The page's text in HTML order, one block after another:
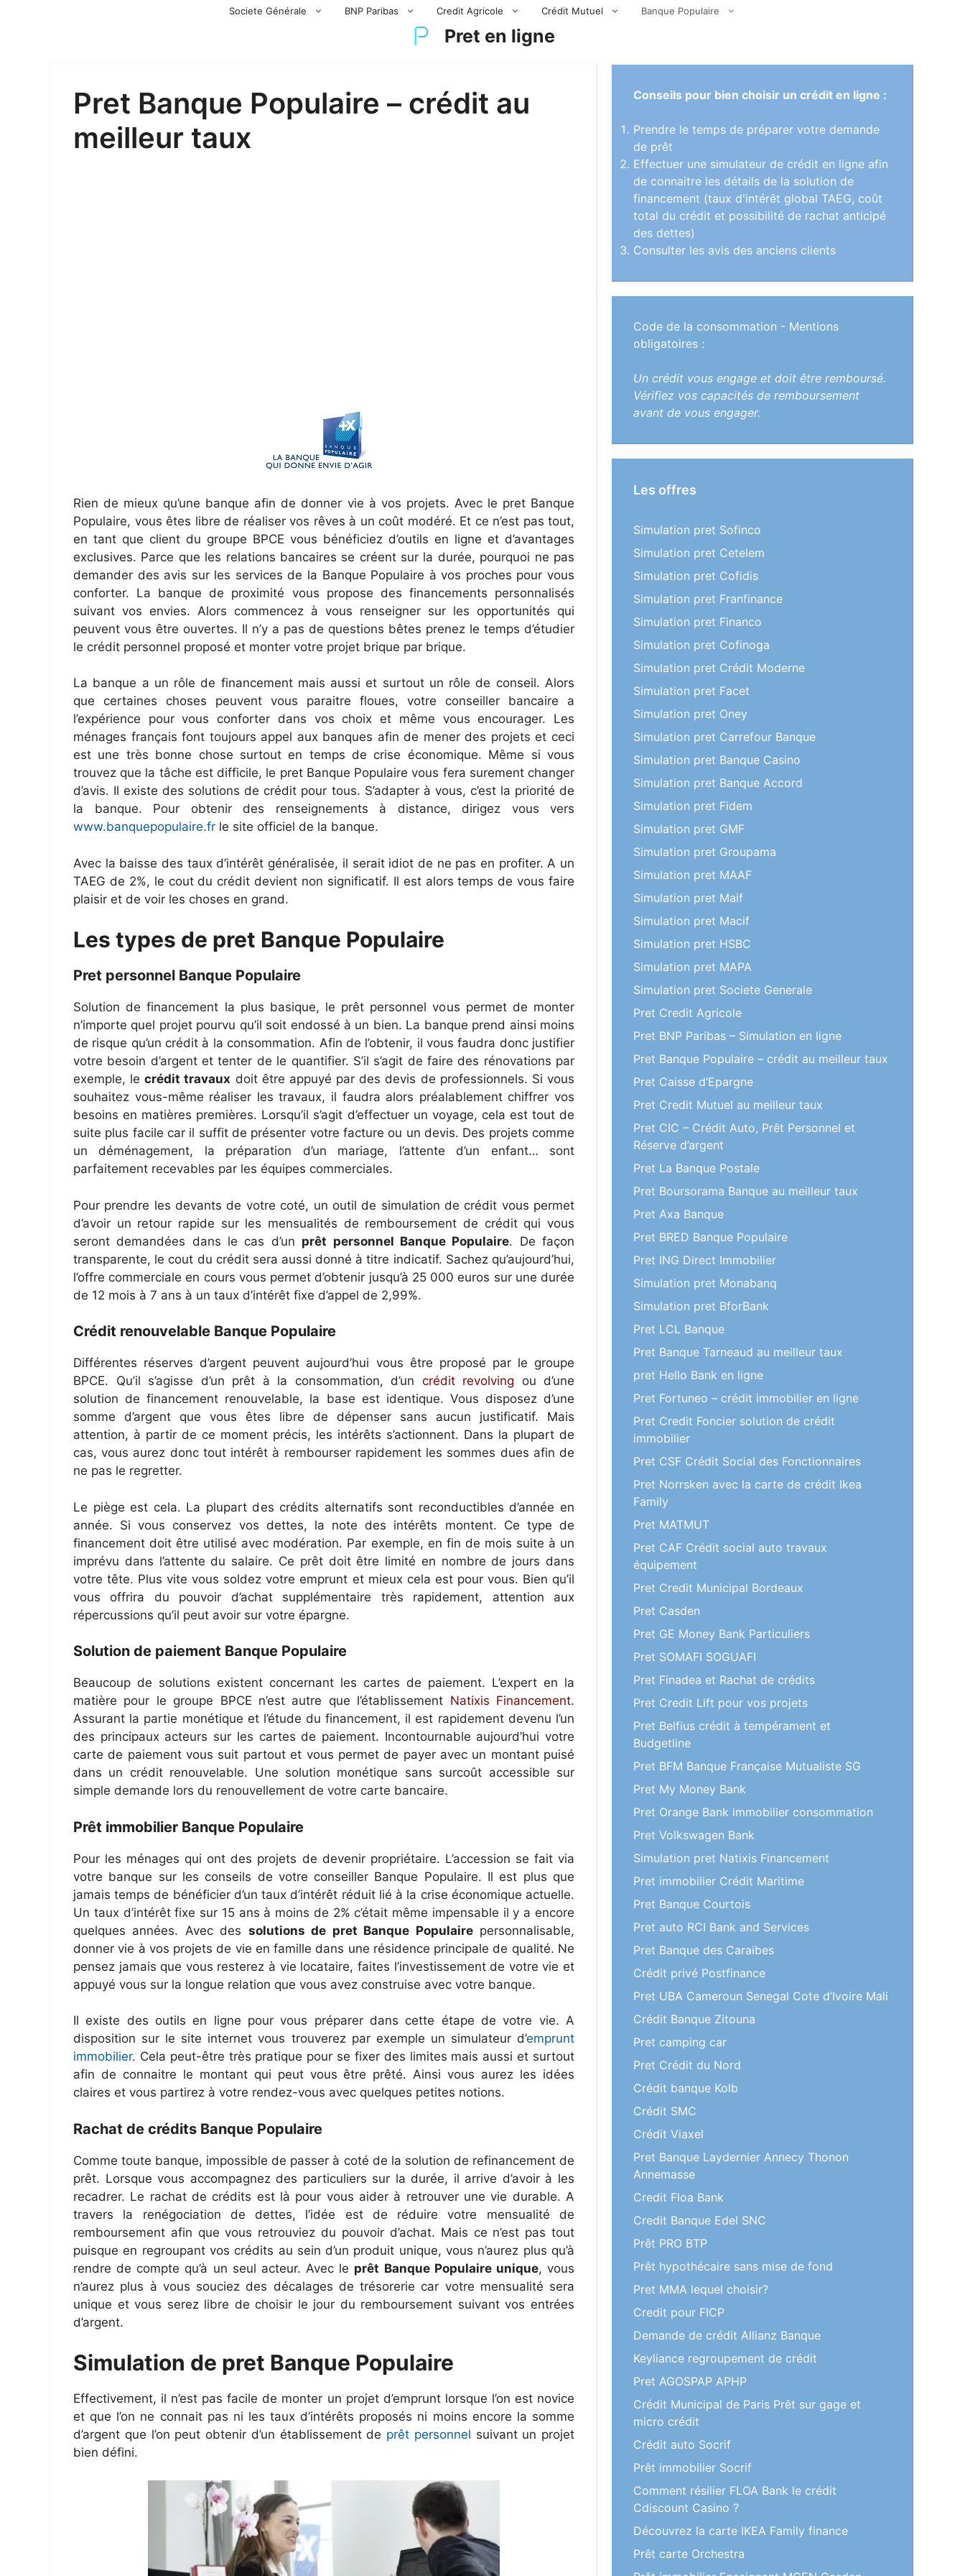
Societe Générale BNP Paribas Credit Agricole Crédit Mutuel Banque Populaire
Pret en ligne
Pret Banque Populaire – crédit au
meilleur taux
Rien de mieux qu’une banque afin de donner vie à vos projets. Avec le pret Banque
Populaire, vous êtes libre de réaliser vos rêves à un coût modéré. Et ce n’est pas tout,
en tant que client du groupe BPCE vous bénéficiez d’outils en ligne et d’avantages
exclusives. Parce que les relations bancaires se créent sur la durée, pourquoi ne pas
demander des avis sur les services de la Banque Populaire à vos proches pour vous
conforter. La banque de proximité vous propose des financements personnalisés
suivant vos envies. Alors commencez à vous renseigner sur les opportunités qui
peuvent vous être ouvertes. Il n’y a pas de questions bêtes prenez le temps d’étudier
le crédit personnel proposé et monter votre projet brique par brique.
La banque a un rôle de financement mais aussi et surtout un rôle de conseil. Alors
que certaines choses peuvent vous paraitre floues, votre conseiller bancaire a
l’expérience pour vous conforter dans vos choix et même vous encourager. Les
ménages français font toujours appel aux banques afin de mener des projets et ceci
est une très bonne chose surtout en temps de crise économique. Même si vous
trouvez que la tâche est difficile, le pret Banque Populaire vous fera surement changer
d’avis. Il existe des solutions de crédit pour tous. S’adapter à vous, c’est la priorité de
la banque. Pour obtenir des renseignements à distance, dirigez vous vers
www.banquepopulaire.fr le site officiel de la banque.
Avec la baisse des taux d’intérêt généralisée, il serait idiot de ne pas en profiter. A un
TAEG de 2%, le cout du crédit devient non significatif. Il est alors temps de vous faire
plaisir et de voir les choses en grand.
Les types de pret Banque Populaire
Pret personnel Banque Populaire
Solution de financement la plus basique, le prêt personnel vous permet de monter
n’importe quel projet pourvu qu’il soit endossé à un bien. La banque prend ainsi moins
de risque qu’un crédit à la consommation. Afin de l’obtenir, il vous faudra donc justifier
votre besoin d’argent et tenter de le quantifier. S’il s’agit de faire des rénovations par
exemple, lecrédit travaux doit être appuyé par des devis de professionnels. Si vous
souhaitez vous-même réaliser les travaux, il faudra alors préalablement chiffrer vos
besoins en matières premières. Lorsqu’il s’agit d’effectuer un voyage, cela est tout de
suite plus facile car il suffit de présenter votre facture ou un devis. Des projets comme
un déménagement, la préparation d’un mariage, l’attente d’un enfant… sont
parfaitement recevables par les équipes commerciales.
Pour prendre les devants de votre coté, un outil de simulation de crédit vous permet
d’avoir un retour rapide sur les mensualités de remboursement de crédit qui vous
seront demandées dans le cas d’un prêt personnel Banque Populaire. De façon
transparente, le cout du crédit sera aussi donné à titre indicatif. Sachez qu’aujourd’hui,
l’offre commerciale en cours vous permet d’obtenir jusqu’à 25 000 euros sur une durée
de 12 mois à 7 ans à un taux d’intérêt fixe d’appel de 2,99%.
Crédit renouvelable Banque Populaire
Différentes réserves d’argent peuvent aujourd’hui vous être proposé par le groupe
BPCE. Qu’il s’agisse d’un prêt à la consommation, d’un crédit revolving ou d’une
solution de financement renouvelable, la base est identique. Vous disposez d’une
somme d’argent que vous êtes libre de dépenser sans aucun justificatif. Mais
attention, à partir de ce moment précis, les intérêts s’actionnent. Dans la plupart de
cas, vous aurez donc tout intérêt à rembourser rapidement les sommes dues afin de
ne pas le regretter.
Le piège est cela. La plupart des crédits alternatifs sont reconductibles d’année en
année. Si vous conservez vos dettes, la note des intérêts montent. Ce type de
financement doit être utilisé avec modération. Par exemple, en fin de mois suite à un
imprévu dans l’attente du salaire. Ce prêt doit être limité en nombre de jours dans
votre tête. Plus vite vous soldez votre emprunt et mieux cela est pour vous. Bien qu’il
vous offrira du pouvoir d’achat supplémentaire très rapidement, attention aux
répercussions qu’il peut avoir sur votre épargne.
Solution de paiement Banque Populaire
Beaucoup de solutions existent concernant les cartes de paiement. L’expert en la
matière pour le groupe BPCE n’est autre que l’établissement Natixis Financement.
Assurant la partie monétique et l’étude du financement, il est rapidement devenu l’un
des principaux acteurs sur les cartes de paiement. Incontournable aujourd’hui votre
carte de paiement vous suit partout et vous permet de payer avec un montant puisé
dans un crédit renouvelable. Une solution monétique sans surcoût accessible sur
simple demande lors du renouvellement de votre carte bancaire.
Prêt immobilier Banque Populaire
Pour les ménages qui ont des projets de devenir propriétaire. L’accession se fait via
votre banque sur les conseils de votre conseiller Banque Populaire. Il est plus que
jamais temps de bénéficier d’un taux d’intérêt réduit lié à la crise économique actuelle.
Un taux d’intérêt fixe sur 15 ans à moins de 2% c’était même impensable il y a encore
quelques années. Avec des solutions de pret Banque Populairepersonnalisable,
donner vie à vos projets de vie en famille dans une résidence principale de qualité. Ne
pensez jamais que vous resterez à vie locataire, faites l’investissement de votre vie et
appuyé vous sur la longue relation que vous avez construise avec votre banque.
Il existe des outils en ligne pour vous préparer dans cette étape de votre vie. A
disposition sur le site internet vous trouverez par exemple un simulateur d’emprunt
immobilier. Cela peut-être très pratique pour se fixer des limites mais aussi et surtout
afin de connaitre le montant qui peut vous être prêté. Ainsi vous aurez les idées
claires et vous partirez à votre rendez-vous avec quelques petites notions.
Rachat de crédits Banque Populaire
Comme toute banque, impossible de passer à coté de la solution de refinancement de
prêt. Lorsque vous accompagnez des particuliers sur la durée, il arrive d’avoir à les
recadrer. Le rachat de crédits est là pour vous aider à retrouver une vie durable. A
travers la renégociation de dettes, l’idée est de réduire votre mensualité de
remboursement afin que vous retrouviez du pouvoir d’achat. Mais ce n’est pas tout
puisque en regroupant vos crédits au sein d’un produit unique, vous n’aurez plus qu’à
rendre de compte qu’à un seul acteur. Avec le prêt Banque Populaire unique, vous
n’aurez plus à vous souciez des décalages de trésorerie car votre mensualité sera
unique et vous serez libre de choisir le jour du remboursement suivant vos entrées
d’argent.
Simulation de pret Banque Populaire
Effectivement, il n’est pas facile de monter un projet d’emprunt lorsque l’on est novice
et que l’on ne connait pas ni les taux d’intérêts proposés ni moins encore la somme
d’argent que l’on peut obtenir d’un établissement de prêt personnel suivant un projet
bien défini.
Conseils pour bien choisir un crédit en ligne :
Prendre le temps de préparer votre demande
de prêt
Effectuer une simulateur de crédit en ligne afin
de connaitre les détails de la solution de
financement (taux d'intérêt global TAEG, coût
total du crédit et possibilité de rachat anticipé
des dettes)
Consulter les avis des anciens clients
Code de la consommation - Mentions
obligatoires :
Un crédit vous engage et doit être remboursé.
Vérifiez vos capacités de remboursement
avant de vous engager.
Les offres
Simulation pret Sofinco
Simulation pret Cetelem
Simulation pret Cofidis
Simulation pret Franfinance
Simulation pret Financo
Simulation pret Cofinoga
Simulation pret Crédit Moderne
Simulation pret Facet
Simulation pret Oney
Simulation pret Carrefour Banque
Simulation pret Banque Casino
Simulation pret Banque Accord
Simulation pret Fidem
Simulation pret GMF
Simulation pret Groupama
Simulation pret MAAF
Simulation pret Maif
Simulation pret Macif
Simulation pret HSBC
Simulation pret MAPA
Simulation pret Societe Generale
Pret Credit Agricole
Pret BNP Paribas – Simulation en ligne
Pret Banque Populaire – crédit au meilleur taux
Pret Caisse d’Epargne
Pret Credit Mutuel au meilleur taux
Pret CIC – Crédit Auto, Prêt Personnel et
Réserve d’argent
Pret La Banque Postale
Pret Boursorama Banque au meilleur taux
Pret Axa Banque
Pret BRED Banque Populaire
Pret ING Direct Immobilier
Simulation pret Monabanq
Simulation pret BforBank
Pret LCL Banque
Pret Banque Tarneaud au meilleur taux
pret Hello Bank en ligne
Pret Fortuneo – crédit immobilier en ligne
Pret Credit Foncier solution de crédit
immobilier
Pret CSF Crédit Social des Fonctionnaires
Pret Norrsken avec la carte de crédit Ikea
Family
Pret MATMUT
Pret CAF Crédit social auto travaux
équipement
Pret Credit Municipal Bordeaux
Pret Casden
Pret GE Money Bank Particuliers
Pret SOMAFI SOGUAFI
Pret Finadea et Rachat de crédits
Pret Credit Lift pour vos projets
Pret Belfius crédit à tempérament et
Budgetline
Pret BFM Banque Française Mutualiste SG
Pret My Money Bank
Pret Orange Bank immobilier consommation
Pret Volkswagen Bank
Simulation pret Natixis Financement
Pret immobilier Crédit Maritime
Pret Banque Courtois
Pret auto RCI Bank and Services
Pret Banque des Caraibes
Crédit privé Postfinance
Pret UBA Cameroun Senegal Cote d’Ivoire Mali
Crédit Banque Zitouna
Pret camping car
Pret Crédit du Nord
Crédit banque Kolb
Crédit SMC
Crédit Viaxel
Pret Banque Laydernier Annecy Thonon
Annemasse
Credit Floa Bank
Credit Banque Edel SNC
Prêt PRO BTP
Prêt hypothécaire sans mise de fond
Pret MMA lequel choisir?
Credit pour FICP
Demande de crédit Allianz Banque
Keyliance regroupement de crédit
Pret AGOSPAP APHP
Crédit Municipal de Paris Prêt sur gage et
micro crédit
Crédit auto Socrif
Prêt immobilier Socrif
Comment résilier FLOA Bank le crédit
Cdiscount Casino ?
Découvrez la carte IKEA Family finance
Prêt carte Orchestra